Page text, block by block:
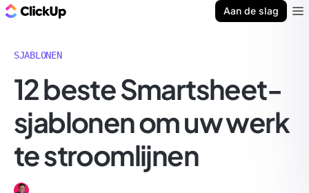
Aan de slag
SJABLONEN
12 beste Smartsheet-
sjablonen om uw werk
te stroomlijnen